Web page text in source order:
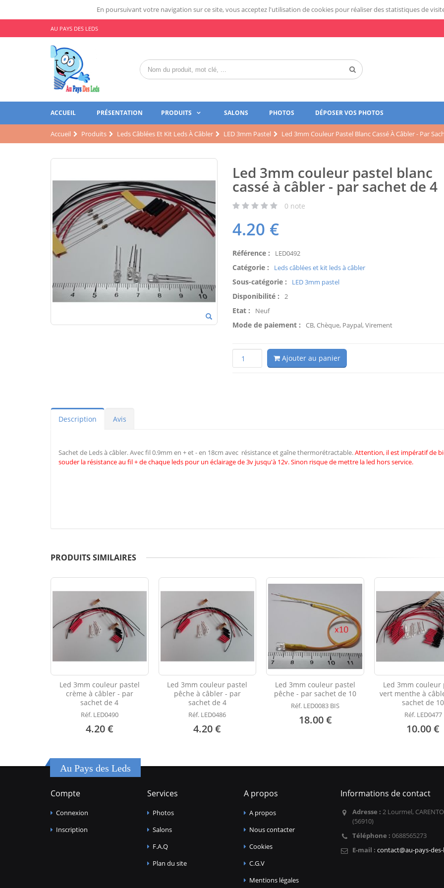
En poursuivant votre navigation sur ce site, vous acceptez l'utilisation de cookies pour réaliser des statistiques de
AU PAYS DES LEDS
ACCUEIL PRÉSENTATION PRODUITS SALONS PHOTOS DÉPOSER VOS PHOTOS
Accueil Produits Leds Câblées Et Kit Leds À Câbler LED 3mm Pastel Led 3mm Couleur Pastel Blanc Cassé À Câbler - Par
Led 3mm couleur pastel blanc
cassé à câbler - par sachet de 4
0 note
4.20 €
Référence : LED0492
Catégorie : Leds câblées et kit leds à câbler
Sous-catégorie : LED 3mm pastel
Disponibilité : 2
Etat : Neuf
Mode de paiement : CB, Chèque, Paypal, Virement
Ajouter au panier
Description Avis
Sachet de Leds à câbler. Avec fil 0.9mm en + et - en 18cm avec résistance et gaîne thermorétractable.Attention, il est impératif de
souder la résistance au fil + de chaque leds pour un éclairage de 3v jusqu'à 12v. Sinon risque de mettre la led hors service.
PRODUITS SIMILAIRES
Led 3mm couleur pastel
crème à câbler - par
sachet de 4
Réf. LED0490
4.20 €
Led 3mm couleur pastel
pêche à câbler - par
sachet de 4
Réf. LED0486
4.20 €
Led 3mm couleur pastel
pêche - par sachet de 10
Réf. LED0083 BIS
18.00 €
Led 3mm couleur
vert menthe à
sachet de 10
Réf. LED0477
10.00 €
Au Pays des Leds
Compte
Connexion
Inscription
Services
Photos
Salons
F.A.Q
Plan du site
A propos
A propos
Nous contacter
Cookies
C.G.V
Mentions légales
Informations de contact
Adresse : 2 Lourmel,
(56910)
Téléphone : 0688565273
E-mail : contact@au-pays-